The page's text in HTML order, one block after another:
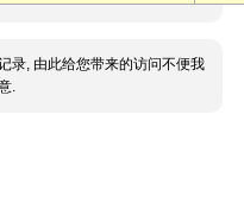
录, 由此给您带来的访问不便我
.